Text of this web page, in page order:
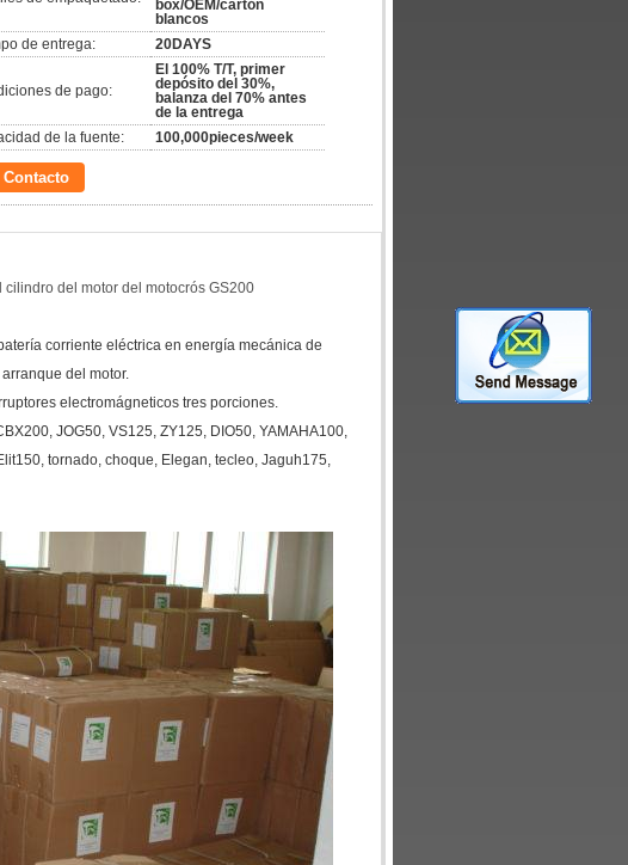
box/OEM/cartón
blancos
de entrega:
20DAYS
de pago:
El 100% T/T, primer
depósito del 30%,
balanza del 70% antes
de la entrega
de la fuente:
100,000pieces/week
Contacto
del motor del motocrós GS200
corriente eléctrica en energía mecánica de
del motor.
electromágneticos tres porciones.
JOG50, VS125, ZY125, DIO50, YAMAHA100,
tornado, choque, Elegan, tecleo, Jaguh175,